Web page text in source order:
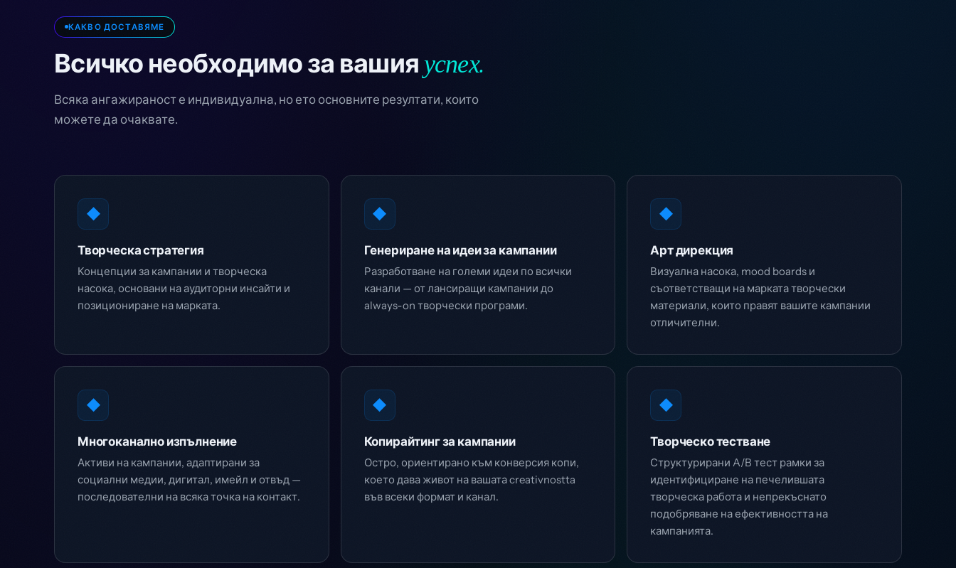
КАКВО ДОСТАВЯМЕ
Всичко необходимо за вашияуспех.
Всяка ангажираност е индивидуална, но ето основните резултати, които
можете да очаквате.
◆
Творческа стратегия
Концепции за кампании и творческа
насока, основани на аудиторни инсайти и
позициониране на марката.
◆
Генериране на идеи за кампании
Разработване на големи идеи по всички
канали — от лансиращи кампании до
always-on творчески програми.
◆
Арт дирекция
Визуална насока, mood boards и
съответстващи на марката творчески
материали, които правят вашите кампании
отличителни.
◆
Многоканално изпълнение
Активи на кампании, адаптирани за
социални медии, дигитал, имейл и отвъд —
последователни на всяка точка на контакт.
◆
Копирайтинг за кампании
Остро, ориентирано към конверсия копи,
което дава живот на вашата creativnostta
във всеки формат и канал.
◆
Творческо тестване
Структурирани A/B тест рамки за
идентифициране на печелившата
творческа работа и непрекъснато
подобряване на ефективността на
кампанията.